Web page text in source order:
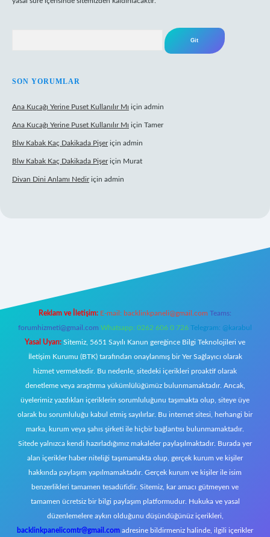
SON YORUMLAR
Ana Kucağı Yerine Puset Kullanılır Mı için admin
Ana Kucağı Yerine Puset Kullanılır Mı için Tamer
Blw Kabak Kaç Dakikada Pişeriçin admin
Blw Kabak Kaç Dakikada Pişeriçin Murat
Divan Dini Anlamı Nediriçin admin
Reklam ve İletişim: E-mail: backlinkpaneli@gmail.com Teams:
forumhizmeti@gmail.com Whatsapp: 0262 606 0 726 Telegram: @karabul
Yasal Uyarı: Sitemiz, 5651 Sayılı Kanun gereğince Bilgi Teknolojileri ve
İletişim Kurumu (BTK) tarafından onaylanmış bir Yer Sağlayıcı olarak
hizmet vermektedir. Bu nedenle, sitedeki içerikleri proaktif olarak
denetleme veya araştırma yükümlülüğümüz bulunmamaktadır. Ancak,
üyelerimiz yazdıkları içeriklerin sorumluluğunu taşımakta olup, siteye üye
olarak bu sorumluluğu kabul etmiş sayılırlar. Bu internet sitesi, herhangi bir
marka, kurum veya şahıs şirketi ile hiçbir bağlantısı bulunmamaktadır.
Sitede yalnızca kendi hazırladığımız makaleler paylaşılmaktadır. Burada yer
alan içerikler haber niteliği taşımamakta olup, gerçek kurum ve kişiler
hakkında paylaşım yapılmamaktadır. Gerçek kurum ve kişiler ile isim
benzerlikleri tamamen tesadüfidir. Sitemiz, kar amacı gütmeyen ve
tamamen ücretsiz bir bilgi paylaşım platformudur. Hukuka ve yasal
düzenlemelere aykırı olduğunu düşündüğünüz içerikleri,
backlinkpanelicomtr@gmail.com adresine bildirmeniz halinde, ilgili içerikler